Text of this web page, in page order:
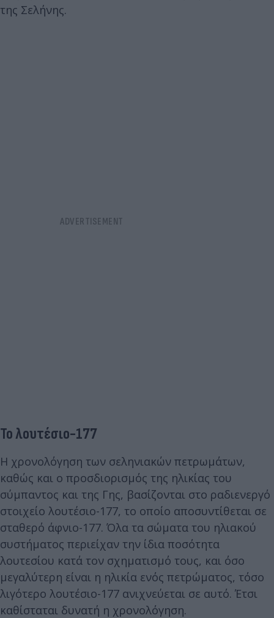
της Σελήνης.
Το λουτέσιο-177
Η χρονολόγηση των σεληνιακών πετρωμάτων,
καθώς και ο προσδιορισμός της ηλικίας του
σύμπαντος και της Γης, βασίζονται στο ραδιενεργό
στοιχείο λουτέσιο-177, το οποίο αποσυντίθεται σε
σταθερό άφνιο-177. Όλα τα σώματα του ηλιακού
συστήματος περιείχαν την ίδια ποσότητα
λουτεσίου κατά τον σχηματισμό τους, και όσο
μεγαλύτερη είναι η ηλικία ενός πετρώματος, τόσο
λιγότερο λουτέσιο-177 ανιχνεύεται σε αυτό. Έτσι
καθίσταται δυνατή η χρονολόγηση.